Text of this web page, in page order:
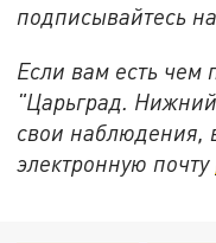
подписывайтесь на
Если вам есть чем
"Царьград.
свои наблюдения,
электронную почту